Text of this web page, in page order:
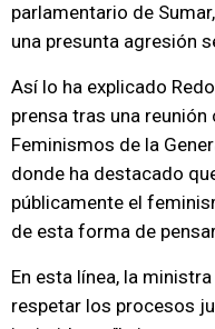
parlamentario de
una presunta agresión
Así lo ha explicado
prensa tras una
Feminismos de la
donde ha destacado
públicamente el
de esta forma de
En esta línea, la
respetar los procesos